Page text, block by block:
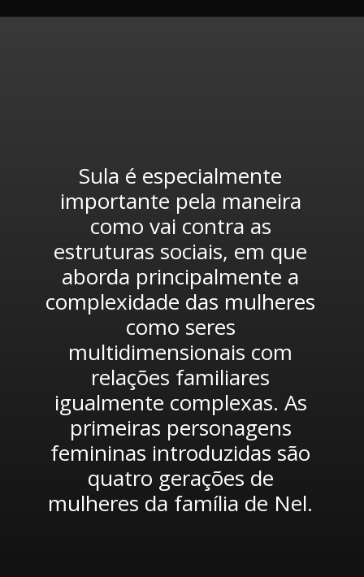
Sula é especialmente
importante pela maneira
como vai contra as
estruturas sociais, em que
aborda principalmente a
complexidade das mulheres
como seres
multidimensionais com
relações familiares
igualmente complexas. As
primeiras personagens
femininas introduzidas são
quatro gerações de
mulheres da família de Nel.